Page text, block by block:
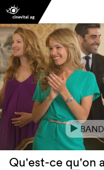
e
Qu'est-ce qu'on